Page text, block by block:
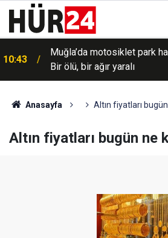
10:43
Muğla’da motosiklet park
Bir ölü, bir ağır yaralı
Anasayfa Altın fiyatları
Altın fiyatları bugün ne